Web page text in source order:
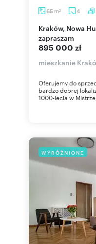
65 m2 4
Kraków, Nowa Huta, 4 pokoje, loggia -
zapraszam
895 000 zł
mieszkanie
Oferujemy do
bardzo dobrej
1000-lecia w
WYRÓŻNIONE